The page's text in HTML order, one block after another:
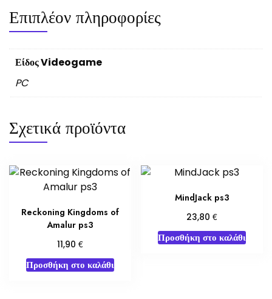
Επιπλέον πληροφορίες
Είδος Videogame
PC
Σχετικά προϊόντα
Reckoning Kingdoms of
Amalur ps3
11,90 €
Προσθήκη στο καλάθι
MindJack ps3
23,80€
Προσθήκη στο καλάθι